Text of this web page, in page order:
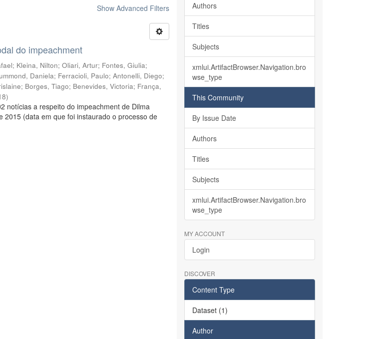
Show Advanced Filters
do impeachment
; Kleina, Nilton;Oliari, Artur; Fontes, Giulia;
Daniela; Ferracioli, Paulo;Antonelli, Diego;
; Borges, Tiago; Benevides, Victoria; França,
)
notícias a respeito do impeachment de Dilma
2015 (data em que foi instaurado o processo de
Authors
Titles
Subjects
xmlui.ArtifactBrowser.Navigation.bro
wse_type
This Community
By Issue Date
Authors
Titles
Subjects
xmlui.ArtifactBrowser.Navigation.bro
wse_type
MY ACCOUNT
Login
DISCOVER
Content Type
Dataset (1)
Author